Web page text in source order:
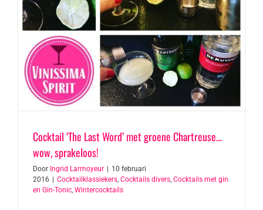
Cocktail ‘The Last Word’ met groene Chartreuse…
wow, sprakeloos!
Door Ingrid Larmoyeur
10 februari
2016
Cocktailklassiekers, Cocktails divers, Cocktails met gin
en Gin-Tonic, Wintercocktails